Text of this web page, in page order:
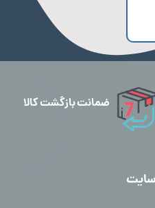
ضمانت بازگشت کالا